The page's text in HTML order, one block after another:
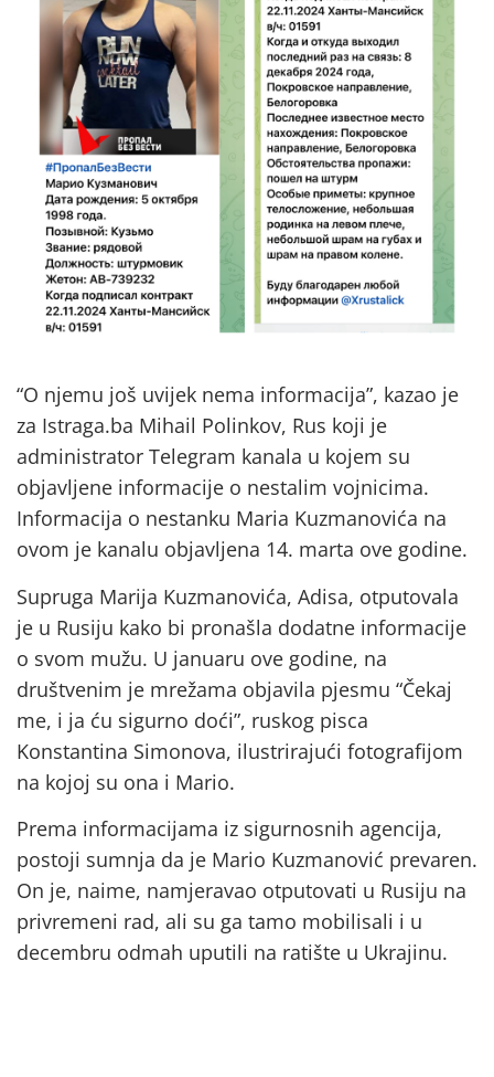
“O njemu još uvijek nema informacija”, kazao je
za Istraga.ba Mihail Polinkov, Rus koji je
administrator Telegram kanala u kojem su
objavljene informacije o nestalim vojnicima.
Informacija o nestanku Maria Kuzmanovića na
ovom je kanalu objavljena 14. marta ove godine.
Supruga Marija Kuzmanovića, Adisa, otputovala
je u Rusiju kako bi pronašla dodatne informacije
o svom mužu. U januaru ove godine, na
društvenim je mrežama objavila pjesmu “Čekaj
me, i ja ću sigurno doći”, ruskog pisca
Konstantina Simonova, ilustrirajući fotografijom
na kojoj su ona i Mario.
Prema informacijama iz sigurnosnih agencija,
postoji sumnja da je Mario Kuzmanović prevaren.
On je, naime, namjeravao otputovati u Rusiju na
privremeni rad, ali su ga tamo mobilisali i u
decembru odmah uputili na ratište u Ukrajinu.